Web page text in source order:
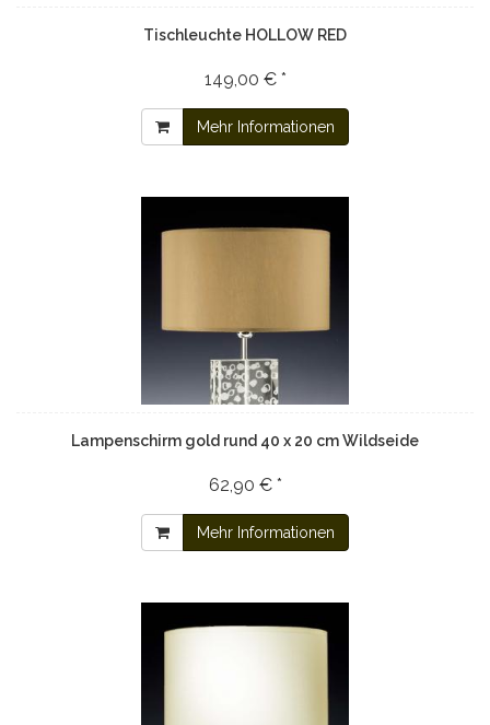
Tischleuchte HOLLOW RED
149,00 € *
Mehr Informationen
Lampenschirm gold rund 40 x 20 cm Wildseide
62,90 € *
Mehr Informationen